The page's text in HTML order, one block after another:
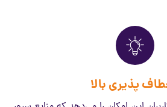
پذیری بالا